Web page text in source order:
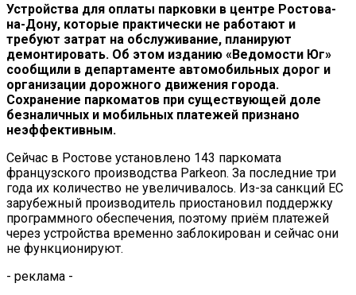
Устройства для оплаты парковки в центре Ростова-
на-Дону, которые практически не работают и
требуют затрат на обслуживание, планируют
демонтировать. Об этом изданию «Ведомости Юг»
сообщили в департаменте автомобильных дорог и
организации дорожного движения города.
Сохранение паркоматов при существующей доле
безналичных и мобильных платежей признано
неэффективным.
Сейчас в Ростове установлено 143 паркомата
французского производства Parkeon. За последние три
года их количество не увеличивалось. Из-за санкций ЕС
зарубежный производитель приостановил поддержку
программного обеспечения, поэтому приём платежей
через устройства временно заблокирован и сейчас они
не функционируют.
- реклама -